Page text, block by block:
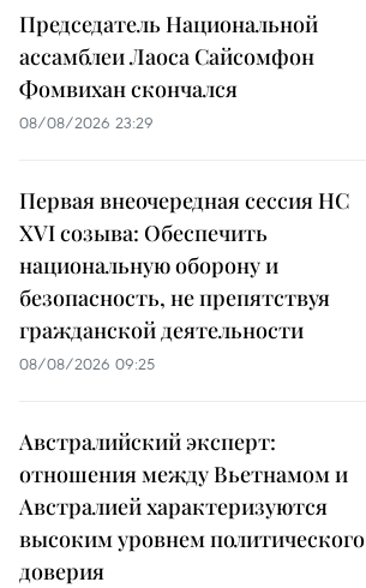
Председатель Национальной
ассамблеи Лаоса Сайсомфон
Фомвихан скончался
08/08/2026 23:29
Первая внеочередная сессия НС
XVI созыва: Обеспечить
национальную оборону и
безопасность, не препятствуя
гражданской деятельности
08/08/2026 09:25
Австралийский эксперт:
отношения между Вьетнамом и
Австралией характеризуются
высоким уровнем политического
доверия